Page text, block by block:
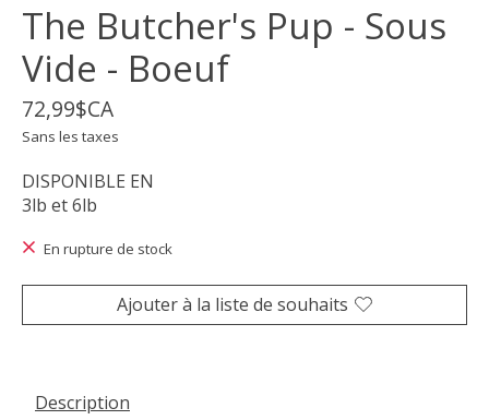
The Butcher's Pup - Sous
Vide - Boeuf
72,99$CA
Sans les taxes
DISPONIBLE EN
3lb et 6lb
En rupture de stock
Ajouter à la liste de souhaits
Description